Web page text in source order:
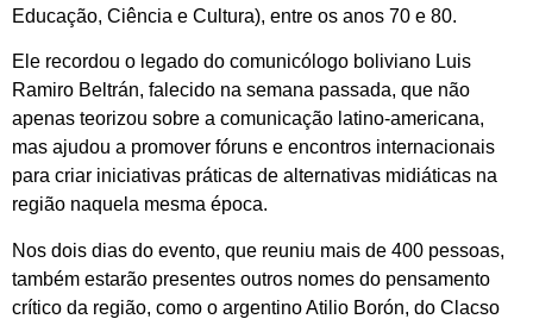
Educação, Ciência e Cultura), entre os anos 70 e 80.
Ele recordou o legado do comunicólogo boliviano Luis
Ramiro Beltrán, falecido na semana passada, que não
apenas teorizou sobre a comunicação latino-americana,
mas ajudou a promover fóruns e encontros internacionais
para criar iniciativas práticas de alternativas midiáticas na
região naquela mesma época.
Nos dois dias do evento, que reuniu mais de 400 pessoas,
também estarão presentes outros nomes do pensamento
crítico da região, como o argentino Atilio Borón, do Clacso